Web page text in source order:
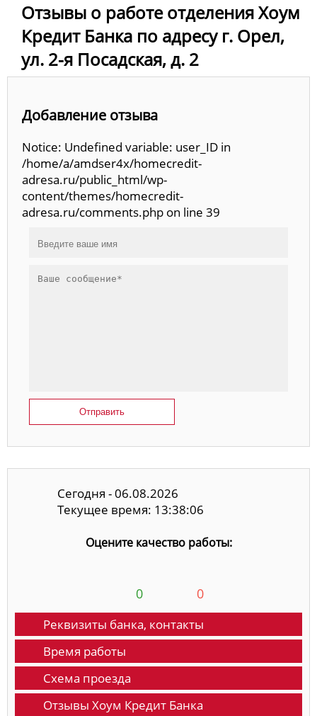
Отзывы о работе отделения Хоум
Кредит Банка по адресу г. Орел,
ул. 2-я Посадская, д. 2
Добавление отзыва
Notice: Undefined variable: user_ID in
/home/a/amdser4x/homecredit-
adresa.ru/public_html/wp-
content/themes/homecredit-
adresa.ru/comments.php on line 39
Отправить
Сегодня - 06.08.2026
Текущее время: 13:38:06
Оцените качество работы:
0 0
Реквизиты банка, контакты
Время работы
Схема проезда
Отзывы Хоум Кредит Банка